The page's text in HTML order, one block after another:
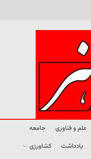
علم و فناوری
جامعه
یادداشت
کشاورزی